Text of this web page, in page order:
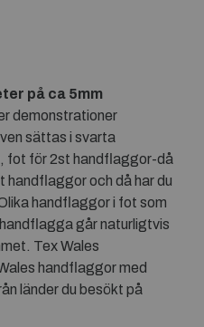
på ca 5mm
demonstrationer
sättas i svarta
fot för 2st handflaggor-då
handflaggor och då har du
handflaggor i fot som
går naturligtvis
Tex Wales
handflaggor med
länder du besökt på